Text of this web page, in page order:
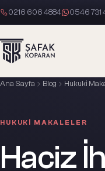
0216 606 4884 0546 731
Ana Sayfa Blog Hukuki
HUKUKI MAKALELER
Haciz